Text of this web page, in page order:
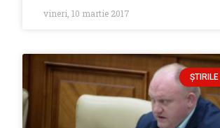
vineri, 10 martie 2017